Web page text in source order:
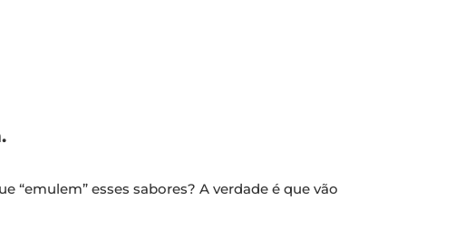
esses sabores? A verdade é que vão